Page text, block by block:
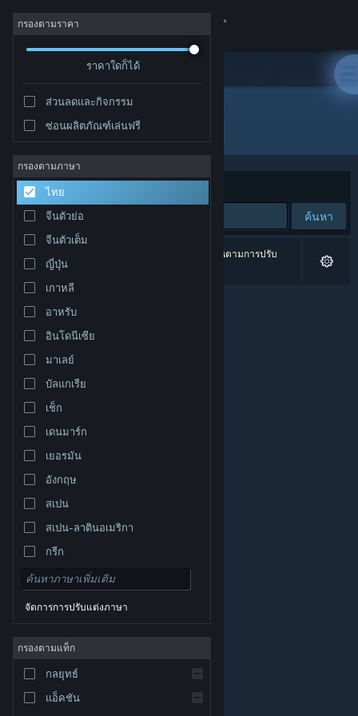
เข้าสู่ระบบ
ชุมชน
เกี่ยวกับ
ฝ่ายสนับสนุน
เปลี่ยนภาษา
รับแอป Steam แบบพกพา
ชมเว็บไซต์สำหรับเดสก์ท็อป
© Valve Corporation สงวนลิขสิทธิ์ เครื่องหมายการค้า
และประเทศอื่น
นโยบายความเป็นส่วนตัว
การช่วยการเข้าถึง|
Steam| การคืนเงิน
กรองตามราคา
ราคาใดก็ได้
ส่วนลดและกิจกรรม
ซ่อนผลิตภัณฑ์เล่นฟรี
กรองตามภาษา
ไทย
จีนตัวย่อ
จีนตัวเต็ม
ญี่ปุ่น
เกาหลี
อาหรับ
อินโดนีเซีย
มาเลย์
บัลแกเรีย
เช็ก
เดนมาร์ก
เยอรมัน
อังกฤษ
สเปน
สเปน-ลาตินอเมริกา
กรีก
จัดการการปรับแต่งภาษา
กรองตามแท็ก
กลยุทธ์
แอ็คชัน
ผู้พัฒนา: Astrid Schwarz
จัดเรียงตาม
ค้นหา
0 ผลลัพธ์ตรงกับที่คุณค้นหา 1 ผลิตภัณฑ์ได้ถูกละเว้นตามการปรับ
แต่งของคุณ